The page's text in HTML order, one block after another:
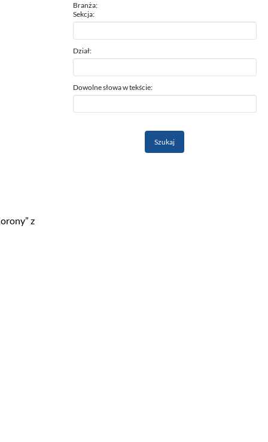
z
Branża:
Sekcja:
Dział:
Dowolne słowa w tekście: